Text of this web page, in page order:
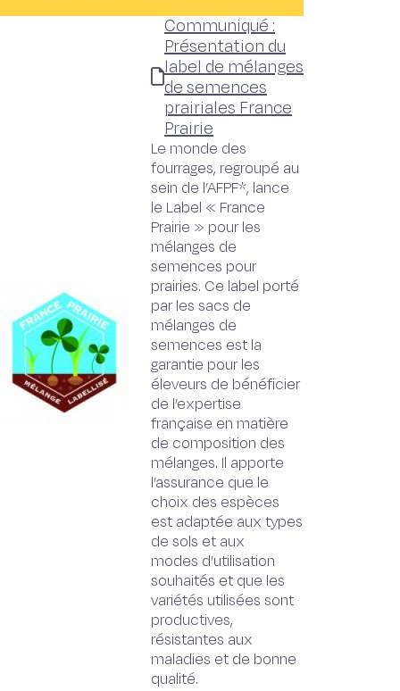
Communiqué :
Présentation du
label de mélanges
de semences
prairiales France
Prairie
Le monde des
fourrages, regroupé au
sein de l’AFPF*, lance
le Label « France
Prairie » pour les
mélanges de
semences pour
prairies. Ce label porté
par les sacs de
mélanges de
semences est la
garantie pour les
éleveurs de bénéficier
de l’expertise
française en matière
de composition des
mélanges. Il apporte
l’assurance que le
choix des espèces
est adaptée aux types
de sols et aux
modes d’utilisation
souhaités et que les
variétés utilisées sont
productives,
résistantes aux
maladies et de bonne
qualité.